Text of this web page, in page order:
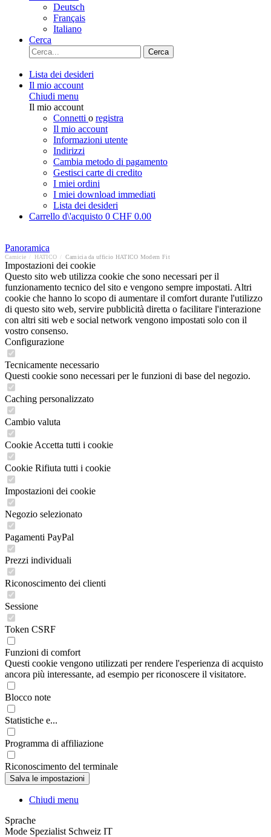
Deutsch
Français
Italiano
Cerca
Cerca
Lista dei desideri
Il mio account
Chiudi menu
Il mio account
Connetti o registra
Il mio account
Informazioni utente
Indirizzi
Cambia metodo di pagamento
Gestisci carte di credito
I miei ordini
I miei download immediati
Lista dei desideri
Carrello d\'acquisto 0 CHF 0.00
Panoramica
Camicie HATICO Camicia da ufficio HATICO Modern Fit
Impostazioni dei cookie
Questo sito web utilizza cookie che sono necessari per il
funzionamento tecnico del sito e vengono sempre impostati. Altri
cookie che hanno lo scopo di aumentare il comfort durante l'utilizzo
di questo sito web, servire pubblicità diretta o facilitare l'interazione
con altri siti web e social network vengono impostati solo con il
vostro consenso.
Configurazione
Tecnicamente necessario
Questi cookie sono necessari per le funzioni di base del negozio.
Caching personalizzato
Cambio valuta
Cookie Accetta tutti i cookie
Cookie Rifiuta tutti i cookie
Impostazioni dei cookie
Negozio selezionato
Pagamenti PayPal
Prezzi individuali
Riconoscimento dei clienti
Sessione
Token CSRF
Funzioni di comfort
Questi cookie vengono utilizzati per rendere l'esperienza di acquisto
ancora più interessante, ad esempio per riconoscere il visitatore.
Blocco note
Statistiche e...
Programma di affiliazione
Riconoscimento del terminale
Chiudi menu
Sprache
Mode Spezialist Schweiz IT